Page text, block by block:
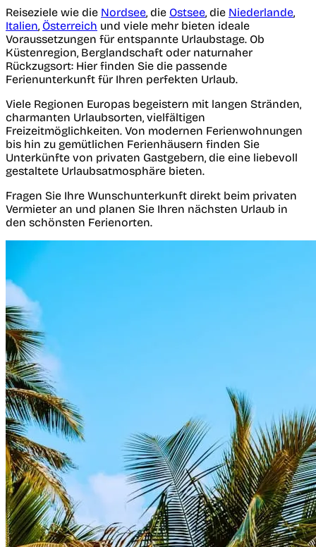
Reiseziele wie die Nordsee, die Ostsee, die Niederlande,
Italien, Österreich und viele mehr bieten ideale
Voraussetzungen für entspannte Urlaubstage. Ob
Küstenregion, Berglandschaft oder naturnaher
Rückzugsort: Hier finden Sie die passende
Ferienunterkunft für Ihren perfekten Urlaub.
Viele Regionen Europas begeistern mit langen Stränden,
charmanten Urlaubsorten, vielfältigen
Freizeitmöglichkeiten. Von modernen Ferienwohnungen
bis hin zu gemütlichen Ferienhäusern finden Sie
Unterkünfte von privaten Gastgebern, die eine liebevoll
gestaltete Urlaubsatmosphäre bieten.
Fragen Sie Ihre Wunschunterkunft direkt beim privaten
Vermieter an und planen Sie Ihren nächsten Urlaub in
den schönsten Ferienorten.